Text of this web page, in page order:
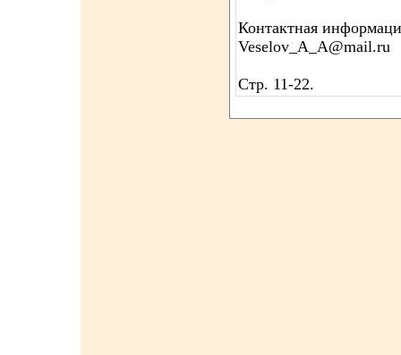
Контактная
Veselov_A_A@mail.ru
Стр. 11-22.